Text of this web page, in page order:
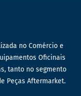
no Comércio e
Oficinais
tanto no segmento
Peças Aftermarket.